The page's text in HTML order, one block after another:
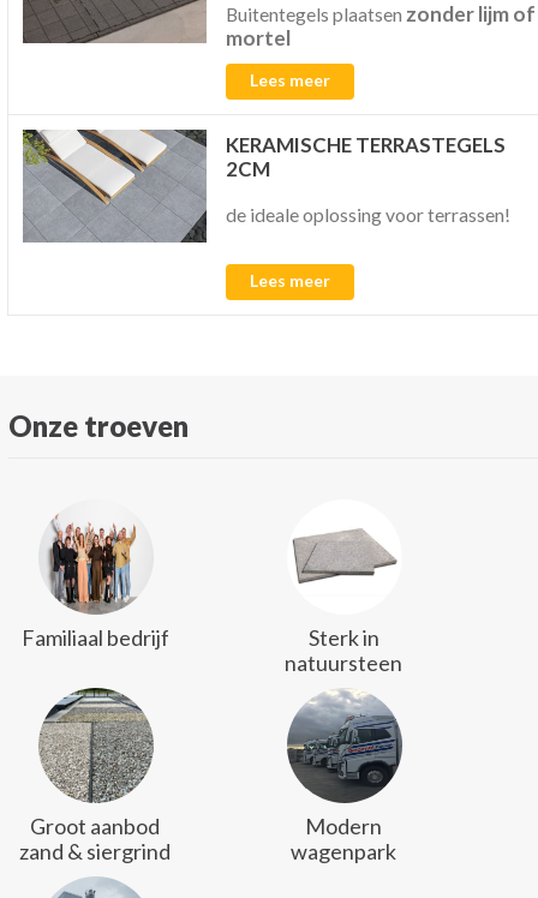
Buitentegels plaatsen zonder lijm of
mortel
Lees meer
KERAMISCHE TERRASTEGELS
2CM
de ideale oplossing voor terrassen!
Lees meer
Onze troeven
Familiaal bedrijf
Sterk in
natuursteen
Groot aanbod
zand & siergrind
Modern
wagenpark